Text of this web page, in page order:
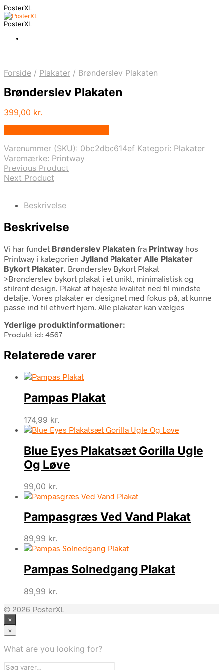
PosterXL
PosterXL
Forside / Plakater / Brønderslev Plakaten
Brønderslev Plakaten
399,00 kr.
Varenummer (SKU): 0bc2dbc614ef Kategori: Plakater
Varemærke: Printway
Previous Product
Next Product
Beskrivelse
Beskrivelse
Vi har fundet Brønderslev Plakaten fra Printway hos
Printway i kategorien Jylland Plakater Alle Plakater
Bykort Plakater. Brønderslev Bykort Plakat
>Brønderslev bykort plakat i et unikt, minimalistisk og
stilrent design. Plakat af højeste kvalitet ned til mindste
detalje. Vores plakater er designet med fokus på, at kunne
passe ind til ethvert hjem. Alle plakater kan vælges
Yderlige produktinformationer:
Produkt id: 4567
Relaterede varer
Pampas Plakat
174,99 kr.
Blue Eyes Plakatsæt Gorilla Ugle
Og Løve
99,00 kr.
Pampasgræs Ved Vand Plakat
89,99 kr.
Pampas Solnedgang Plakat
89,99 kr.
© 2026 PosterXL
×
×
What are you looking for?